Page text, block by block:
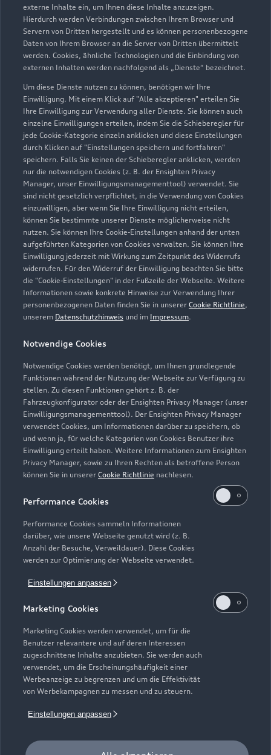
externe Inhalte ein, um Ihnen diese Inhalte anzuzeigen.
Hierdurch werden Verbindungen zwischen Ihrem Browser und
Servern von Dritten hergestellt und es können personenbezogene
Daten von Ihrem Browser an die Server von Dritten übermittelt
werden. Cookies, ähnliche Technologien und die Einbindung von
externen Inhalten werden nachfolgend als „Dienste“ bezeichnet.
Um diese Dienste nutzen zu können, benötigen wir Ihre
Einwilligung. Mit einem Klick auf "Alle akzeptieren" erteilen Sie
Ihre Einwilligung zur Verwendung aller Dienste. Sie können auch
einzelne Einwilligungen erteilen, indem Sie die Schieberegler für
jede Cookie-Kategorie einzeln anklicken und diese Einstellungen
durch Klicken auf "Einstellungen speichern und fortfahren"
speichern. Falls Sie keinen der Schieberegler anklicken, werden
nur die notwendigen Cookies (z. B. der Ensighten Privacy
Manager, unser Einwilligungsmanagementtool) verwendet. Sie
sind nicht gesetzlich verpflichtet, in die Verwendung von Cookies
einzuwilligen, aber wenn Sie Ihre Einwilligung nicht erteilen,
können Sie bestimmte unserer Dienste möglicherweise nicht
nutzen. Sie können Ihre Cookie-Einstellungen anhand der unten
aufgeführten Kategorien von Cookies verwalten. Sie können Ihre
Einwilligung jederzeit mit Wirkung zum Zeitpunkt des Widerrufs
widerrufen. Für den Widerruf der Einwilligung beachten Sie bitte
die "Cookie-Einstellungen" in der Fußzeile der Webseite. Weitere
Informationen sowie konkrete Hinweise zur Verwendung Ihrer
personenbezogenen Daten finden Sie in unserer Cookie Richtlinie,
unserem Datenschutzhinweis und im Impressum.
Notwendige Cookies
Notwendige Cookies werden benötigt, um Ihnen grundlegende
Funktionen während der Nutzung der Webseite zur Verfügung zu
stellen. Zu diesen Funktionen gehört z. B. der
Fahrzeugkonfigurator oder der Ensighten Privacy Manager (unser
Einwilligungsmanagementtool). Der Ensighten Privacy Manager
verwendet Cookies, um Informationen darüber zu speichern, ob
und wenn ja, für welche Kategorien von Cookies Benutzer ihre
Einwilligung erteilt haben. Weitere Informationen zum Ensighten
Privacy Manager, sowie zu Ihren Rechten als betroffene Person
können Sie in unserer Cookie Richtlinie nachlesen.
Performance Cookies
Performance Cookies sammeln Informationen
darüber, wie unsere Webseite genutzt wird (z. B.
Anzahl der Besuche, Verweildauer). Diese Cookies
werden zur Optimierung der Webseite verwendet.
Einstellungen anpassen
Marketing Cookies
Marketing Cookies werden verwendet, um für die
Benutzer relevantere und auf deren Interessen
zugeschnittene Inhalte anzubieten. Sie werden auch
verwendet, um die Erscheinungshäufigkeit einer
Werbeanzeige zu begrenzen und um die Effektivität
von Werbekampagnen zu messen und zu steuern.
Einstellungen anpassen
Servicepartner e-tron
Neulandstraße 8
74889 Sinsheim
07261 94230
info.sinsheim@asw-automobile.de
Kontaktdaten herunterladen
Öffnungszeiten
Verkauf
Geschlossen, öffnet amMontag 08:00
Service
Geschlossen,öffnet amMontag 07:30
Zur Inspektion